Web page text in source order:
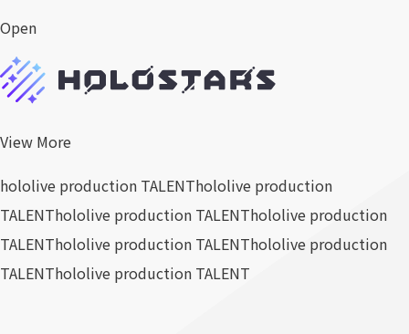
Open
View More
hololive production TALENThololive production
TALENThololive production TALENThololive production
TALENThololive production TALENThololive production
TALENThololive production TALENT